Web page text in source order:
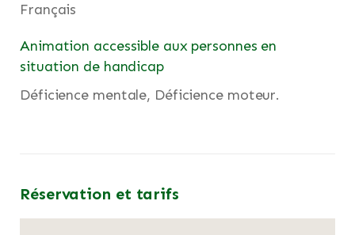
Français
Animation accessible aux personnes en
situation de handicap
Déficience mentale, Déficience moteur.
Réservation et tarifs